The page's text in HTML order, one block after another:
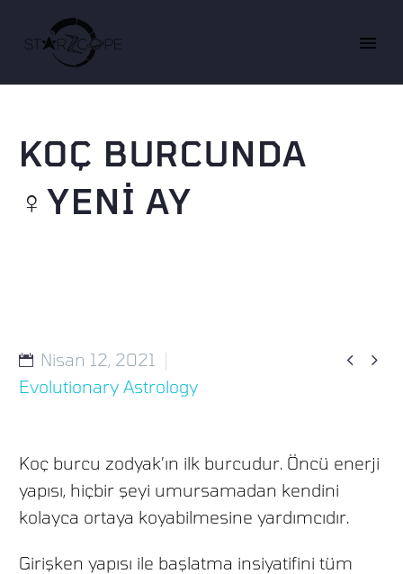
KOÇ BURCUNDA
♀︎YENİ AY
 
Nisan 12, 2021
Evolutionary Astrology
Koç burcu zodyak’ın ilk burcudur. Öncü enerji
yapısı, hiçbir şeyi umursamadan kendini
kolayca ortaya koyabilmesine yardımcıdır.
Girişken yapısı ile başlatma insiyatifini tüm